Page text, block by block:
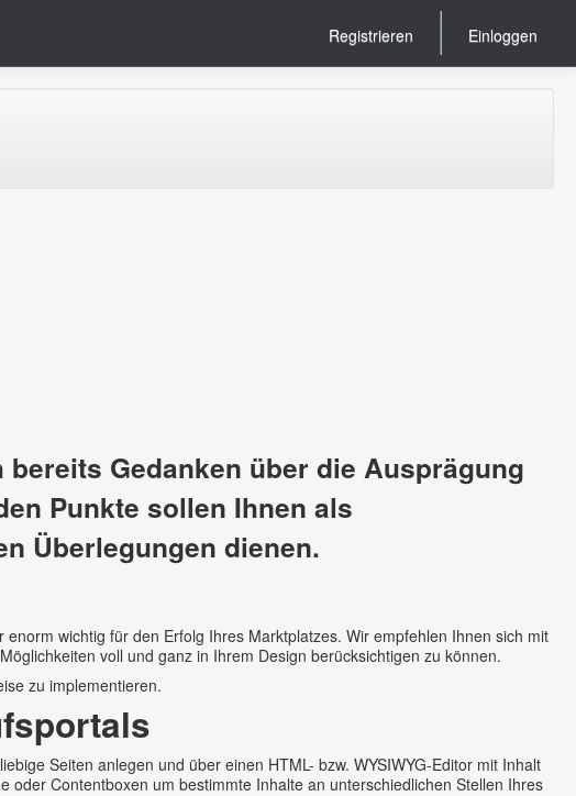
Registrieren Einloggen
Gedanken über die Ausprägung
Punkte sollen Ihnen als
Überlegungen dienen.
wichtig für den Erfolg Ihres Marktplatzes. Wir empfehlen Ihnen sich mit
voll und ganz in Ihrem Design berücksichtigen zu können.
zu implementieren.
Seiten anlegen und über einen HTML- bzw. WYSIWYG-Editor mit Inhalt
Contentboxen um bestimmte Inhalte an unterschiedlichen Stellen Ihres